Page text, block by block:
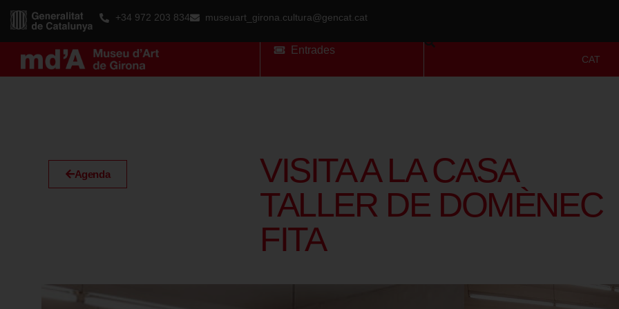
+34 972 203 834 museuart_girona.cultura@gencat.cat
Entrades
CAT
Agenda
VISITA A LA CASA
TALLER DE DOMÈNEC
FITA